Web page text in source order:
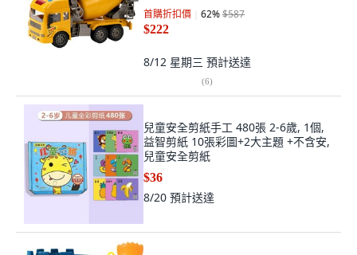
首購折扣價 62%$587
$222
8/12 星期三 預計送達
(6)
兒童安全剪紙手工 480張 2-6歲, 1個,
益智剪紙 10張彩圖+2大主題 +不含安,
兒童安全剪紙
$36
8/20 預計送達